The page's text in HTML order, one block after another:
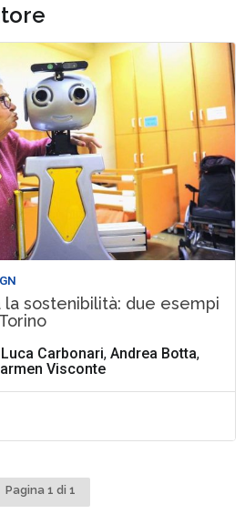
la sostenibilità: due esempi
Luca Carbonari,Andrea Botta,
Visconte
Pagina 1 di 1